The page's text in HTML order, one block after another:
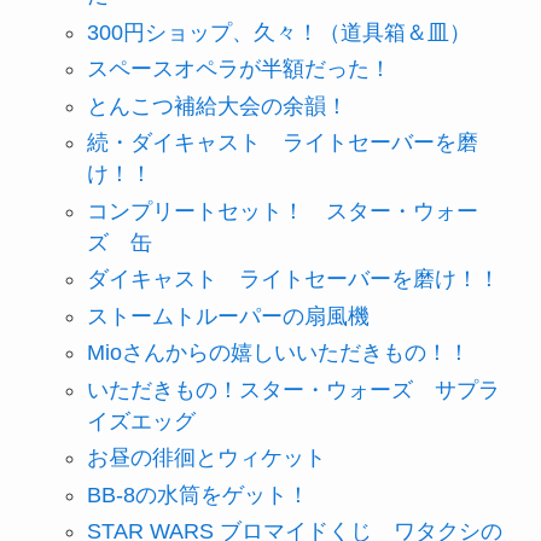
300円ショップ、久々！（道具箱＆皿）
スペースオペラが半額だった！
とんこつ補給大会の余韻！
続・ダイキャスト ライトセーバーを磨
け！！
コンプリートセット！ スター・ウォー
ズ 缶
ダイキャスト ライトセーバーを磨け！！
ストームトルーパーの扇風機
Mioさんからの嬉しいいただきもの！！
いただきもの！スター・ウォーズ サプラ
イズエッグ
お昼の徘徊とウィケット
BB-8の水筒をゲット！
STAR WARS ブロマイドくじ ワタクシの